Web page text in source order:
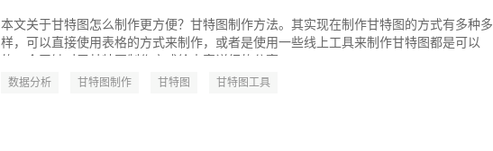
本文关于甘特图怎么制作更方便？甘特图制作方法。其实现在制作甘特图的方式有多种多
样，可以直接使用表格的方式来制作，或者是使用一些线上工具来制作甘特图都是可以
数据分析 甘特图制作 甘特图 甘特图工具